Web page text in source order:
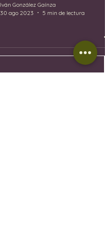
Iván González Gaínza
30 ago 2023
5 min de lectura